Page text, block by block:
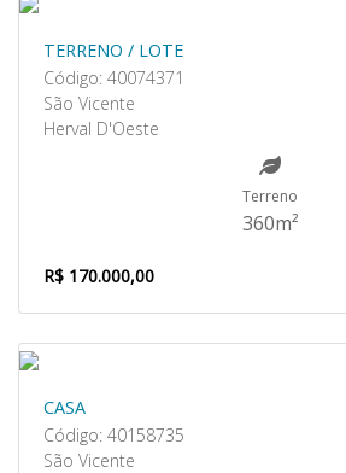
TERRENO / LOTE
Código: 40074371
São Vicente
Herval D'Oeste
Terreno
360m²
R$ 170.000,00
CASA
Código: 40158735
São Vicente